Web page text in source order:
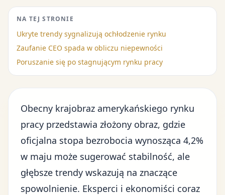
NA TEJ STRONIE
Ukryte trendy sygnalizują ochłodzenie rynku
Zaufanie CEO spada w obliczu niepewności
Poruszanie się po stagnującym rynku pracy
Obecny krajobraz amerykańskiego rynku
pracy przedstawia złożony obraz, gdzie
oficjalna stopa bezrobocia wynosząca 4,2%
w maju może sugerować stabilność, ale
głębsze trendy wskazują na znaczące
spowolnienie. Eksperci i ekonomiści coraz